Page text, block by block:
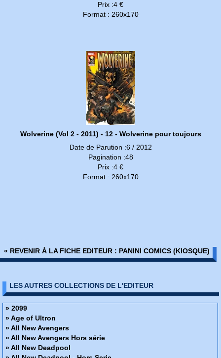
Prix :4 €
Format : 260x170
Wolverine (Vol 2 - 2011) - 12 - Wolverine pour toujours
Date de Parution :6 / 2012
Pagination :48
Prix :4 €
Format : 260x170
« REVENIR À LA FICHE EDITEUR : PANINI COMICS (KIOSQUE)
LES AUTRES COLLECTIONS DE L'EDITEUR
» 2099
» Age of Ultron
» All New Avengers
» All New Avengers Hors série
» All New Deadpool